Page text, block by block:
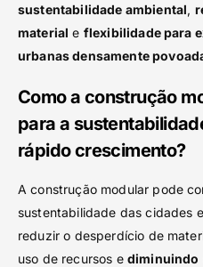
sustentabilidade ambiental,
material e flexibilidade para
urbanas densamente
Como a construção
para a
rápido crescimento?
A construção modular pode
sustentabilidade das cidades
reduzir o desperdício de
uso de recursos e diminuindo